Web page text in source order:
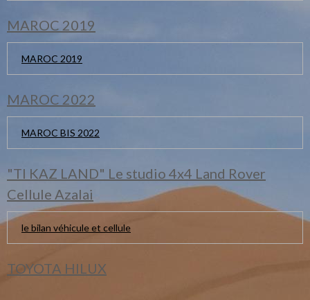
MAROC 2019
MAROC 2019
MAROC 2022
MAROC BIS 2022
"TI KAZ LAND" Le studio 4x4 Land Rover
Cellule Azalai
le bilan véhicule et cellule
TOYOTA HILUX